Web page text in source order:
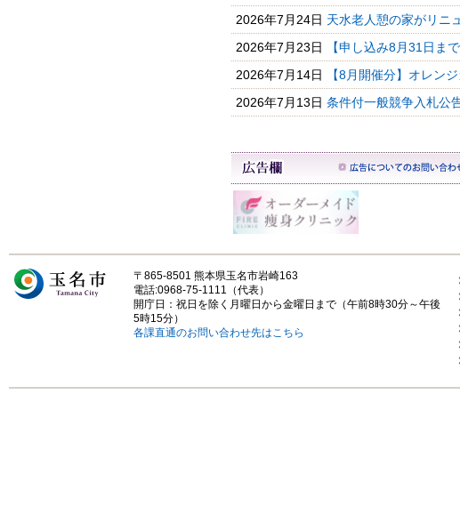
2026年7月24日 天水老人憩の家がリニ
2026年7月23日
【申し込み8月31日ま
2026年7月14日
【8月開催分】オレン
2026年7月13日 条件付一般競争入札公
〒865-8501 熊本県玉名市岩崎163
電話:0968-75-1111（代表）
開庁日：祝日を除く月曜日から金曜日まで（午前8時30分～午後
5時15分）
各課直通のお問い合わせ先はこちら